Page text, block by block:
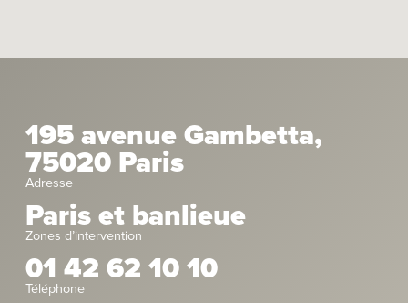
195 avenue Gambetta,
75020 Paris
Adresse
Paris et banlieue
Zones d’intervention
01 42 62 10 10
Téléphone